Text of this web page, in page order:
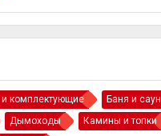
комплектующие
Баня и
Дымоходы Камины и топки